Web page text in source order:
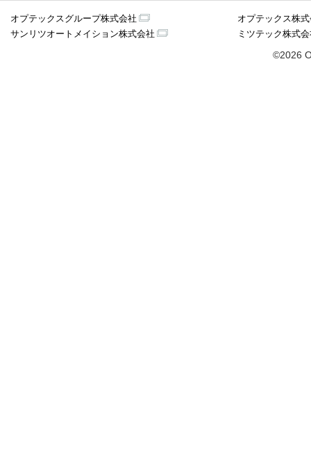
オプテックスグループ株式会社
オプテックス株
サンリツオートメイション株式会社
ミツテック株式
©2026